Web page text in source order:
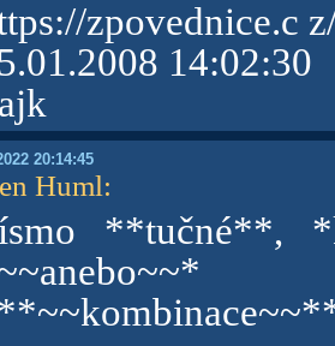
zpovednice.c
14:02:30
20:14:45
Huml:
**tučné**,